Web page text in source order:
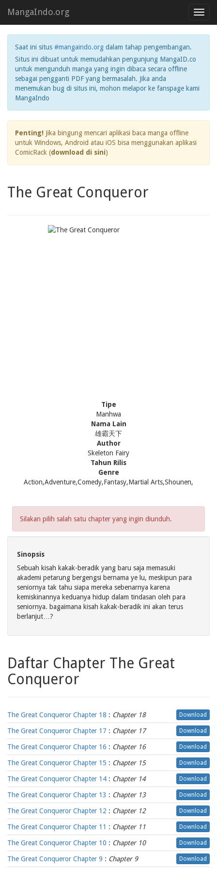
MangaIndo.org
Saat ini situs #mangaindo.org dalam tahap pengembangan.
Situs ini dibuat untuk memudahkan pengunjung MangaID.co
untuk mengunduh manga yang ingin dibaca secara offline
sebagai pengganti PDF yang bermasalah. Jika anda
menemukan bug di situs ini, mohon melapor ke fanspage kami
MangaIndo
Penting! Jika bingung mencari aplikasi baca manga offline
untuk Windows, Android atau iOS bisa menggunakan aplikasi
ComicRack (download di sini)
The Great Conqueror
Tipe
Manhwa
Nama Lain
雄霸天下
Author
Skeleton Fairy
Tahun Rilis
Genre
Action,Adventure,Comedy,Fantasy,Martial Arts,Shounen,
Silakan pilih salah satu chapter yang ingin diunduh.
Sinopsis
Sebuah kisah kakak-beradik yang baru saja memasuki
akademi petarung bergengsi bernama ye lu, meskipun para
seniornya tak tahu siapa mereka sebenarnya karena
kemiskinannya keduanya hidup dalam tindasan oleh para
seniornya. bagaimana kisah kakak-beradik ini akan terus
berlanjut…?
Daftar Chapter The Great
Conqueror
The Great Conqueror Chapter 18 : Chapter 18 Download
The Great Conqueror Chapter 17 : Chapter 17 Download
The Great Conqueror Chapter 16 : Chapter 16 Download
The Great Conqueror Chapter 15 : Chapter 15 Download
The Great Conqueror Chapter 14 : Chapter 14 Download
The Great Conqueror Chapter 13 : Chapter 13 Download
The Great Conqueror Chapter 12 : Chapter 12 Download
The Great Conqueror Chapter 11 : Chapter 11 Download
The Great Conqueror Chapter 10 : Chapter 10 Download
The Great Conqueror Chapter 9 : Chapter 9 Download